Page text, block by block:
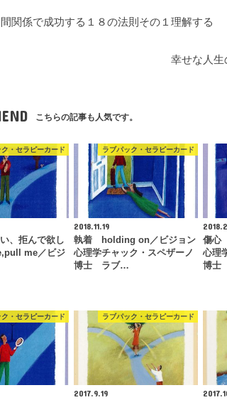
間関係で成功する１８の法則その１理解する
幸せな人生
こちらの記事も人気です。
ク・セラピーカード
、拒んで欲し
me／ビジ
ラブパック・セラピーカード
2018.11.19
執着 holding on／ビジョン
心理学チャック・スペザーノ
博士 ラブ…
傷心
心理
博
ク・セラピーカード ラブパック・セラピーカード
2017.9.19